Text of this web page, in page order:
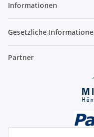
Informationen
Gesetzliche
Partner